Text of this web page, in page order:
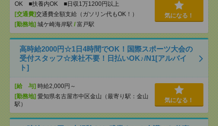
OK ■扶養内OK ■日収1万1200円以上
[交通費]交通費全額支給（ガソリン代もOK！）
[勤務地] 城ケ崎海岸駅 / 富戸駅
気になる！
高時給2000円☆1日4時間でOK！国際スポーツ大会の
受付スタッフ☆来社不要！日払いOK♪/N1[アルバイ
ト]
[給 与] 時給2,000円～
[勤務地] 愛知県名古屋市中区金山（最寄り駅：金山
駅）
気になる！